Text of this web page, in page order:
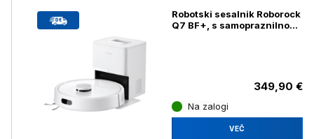
Robotski sesalnik Roborock
Q7 BF+, s samopraznilno
349,90 €
Na zalogi
VEČ